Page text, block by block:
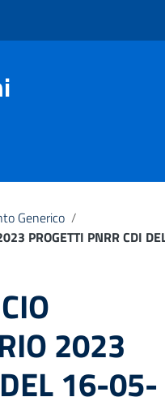
Generico /
PROGETTI PNRR CDI
2023
16-05-